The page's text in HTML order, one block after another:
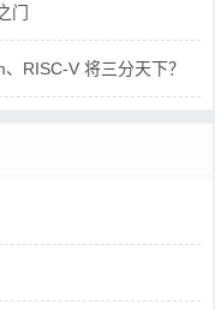
门
RISC-V 将三分天下？